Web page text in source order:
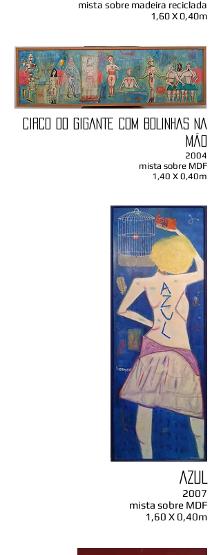
mista sobre madeira reciclada
1,60 X 0,40m
CIRCO DO GIGANTE COM BOLINHAS NA
MÃO
2004
mista sobre MDF
1,40 X 0,40m
AZUL
2007
mista sobre MDF
1,60 X 0,40m